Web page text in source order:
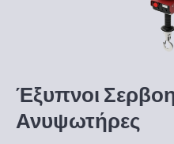
Έξυπνοι
Ανυψωτήρες